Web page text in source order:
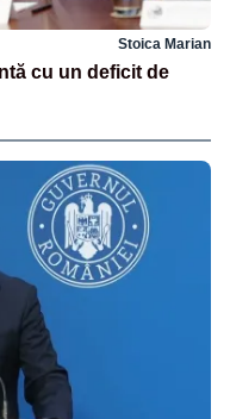
Stoica Marian
cu un deficit de